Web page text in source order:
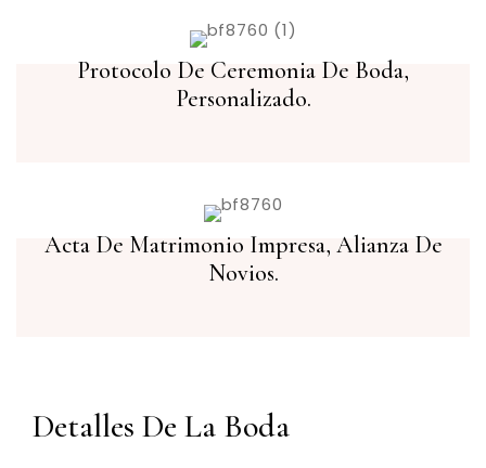
Protocolo De Ceremonia De Boda,
Personalizado.
Acta De Matrimonio Impresa, Alianza De
Novios.
Detalles De La Boda